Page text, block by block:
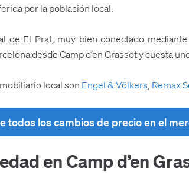
por la población local.
de El Prat, muy bien conectado
desde Camp d’en Grassot y cuesta
local son Engel & Völkers Remax
todos los cambios de precio en el
en Camp d’en